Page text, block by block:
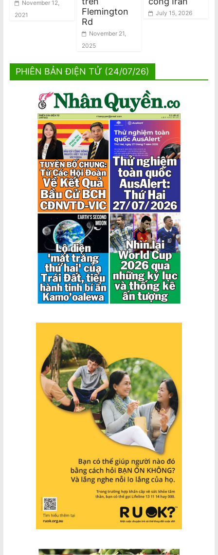
November 12,
2021
Flemington
Rd
November 21,
2025
July 15, 2026
PHIÊN BẢN ĐIỆN TỬ (24/07/26)